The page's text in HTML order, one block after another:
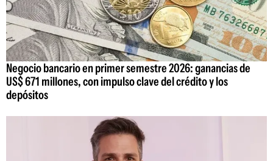
Negocio bancario en primer semestre 2026: ganancias de
US$ 671 millones, con impulso clave del crédito y los
depósitos